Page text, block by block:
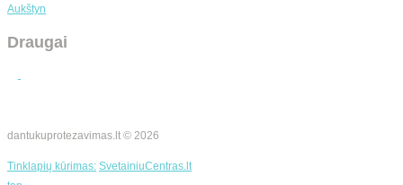
Aukštyn
Draugai
dantukuprotezavimas.lt © 2026
Tinklapių kūrimas: SvetainiuCentras.lt